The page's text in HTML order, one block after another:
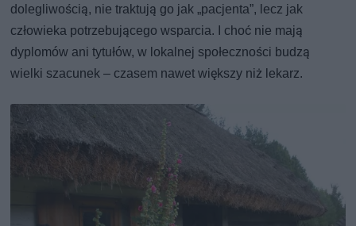
dolegliwością, nie traktują go jak „pacjenta”, lecz jak
człowieka potrzebującego wsparcia. I choć nie mają
dyplomów ani tytułów, w lokalnej społeczności budzą
wielki szacunek – czasem nawet większy niż lekarz.